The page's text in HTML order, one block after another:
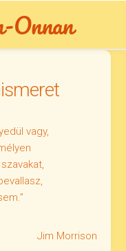
Onnan
vagy,
Jim Morrison